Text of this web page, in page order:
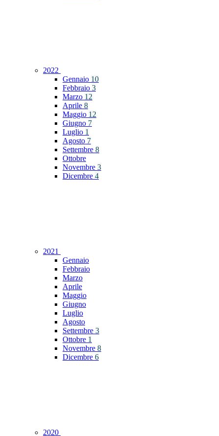
2022
Gennaio 10
Febbraio 3
Marzo 12
Aprile 8
Maggio 12
Giugno 7
Luglio 1
Agosto 7
Settembre 8
Ottobre
Novembre 3
Dicembre 4
2021
Gennaio
Febbraio
Marzo
Aprile
Maggio
Giugno
Luglio
Agosto
Settembre 3
Ottobre 1
Novembre 8
Dicembre 6
2020